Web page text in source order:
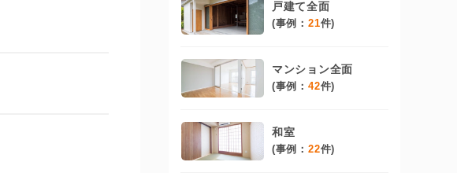
戸建て全面
(事例： 21件)
マンション全面
(事例： 42件)
和室
(事例： 22件)